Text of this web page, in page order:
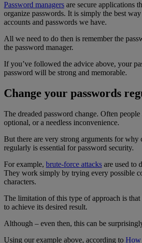
Password managers are secure applications
organize passwords. It is simply the best
accounts and passwords we have.
All we need to do then is remember the
the password manager.
If you’ve followed the advice above, your
password will be strong and memorable.
Change your passwords
The dreaded password change. Often people
optional, or a needless inconvenience.
But there are very strong arguments for why
regularly is essential for password security.
For example, brute-force attacks are used to
They work simply by trying every possible
characters.
The limitation of this type of approach is
to achieve its desired result.
Although – even then, this can be
Using our example above, according to How